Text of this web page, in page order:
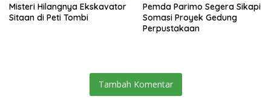
Misteri Hilangnya Ekskavator
Sitaan di Peti Tombi
Pemda Parimo Segera Sikapi
Somasi Proyek Gedung
Perpustakaan
Tambah Komentar